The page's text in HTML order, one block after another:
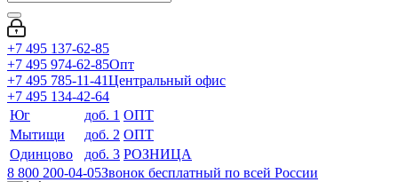
+7 495 137-62-85
+7 495 974-62-85Опт
+7 495 785-11-41Центральный офис
+7 495 134-42-64
Юг
доб. 1 ОПТ
Мытищи
доб. 2 ОПТ
Одинцово
доб. 3 РОЗНИЦА
8 800 200-04-05Звонок бесплатный по всей России